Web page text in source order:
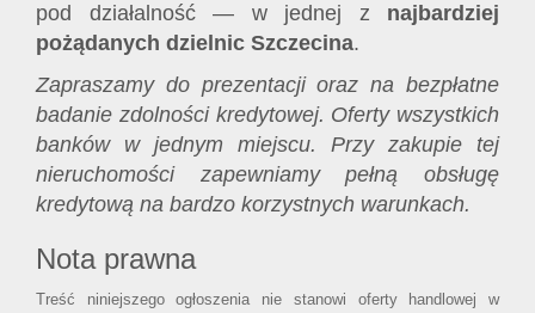
pod działalność — w jednej z najbardziej
pożądanych dzielnic Szczecina.
Zapraszamy do prezentacji oraz na bezpłatne
badanie zdolności kredytowej. Oferty wszystkich
banków w jednym miejscu. Przy zakupie tej
nieruchomości zapewniamy pełną obsługę
kredytową na bardzo korzystnych warunkach.
Nota prawna
Treść niniejszego ogłoszenia nie stanowi oferty handlowej w